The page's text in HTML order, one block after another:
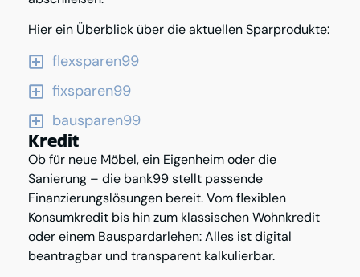
Hier ein Überblick über die aktuellen Sparprodukte:
flexsparen99
fixsparen99
bausparen99
Kredit
Ob für neue Möbel, ein Eigenheim oder die
Sanierung – die bank99 stellt passende
Finanzierungslösungen bereit. Vom flexiblen
Konsumkredit bis hin zum klassischen Wohnkredit
oder einem Bauspardarlehen: Alles ist digital
beantragbar und transparent kalkulierbar.